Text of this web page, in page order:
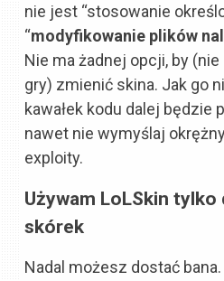
nie jest “stosowanie
“modyfikowanie plików
Nie ma żadnej opcji, by
gry) zmienić skina. Jak go
kawałek kodu dalej będzie
nawet nie wymyślaj
exploity.
Używam LoLSkin
skórek
Nadal możesz dostać